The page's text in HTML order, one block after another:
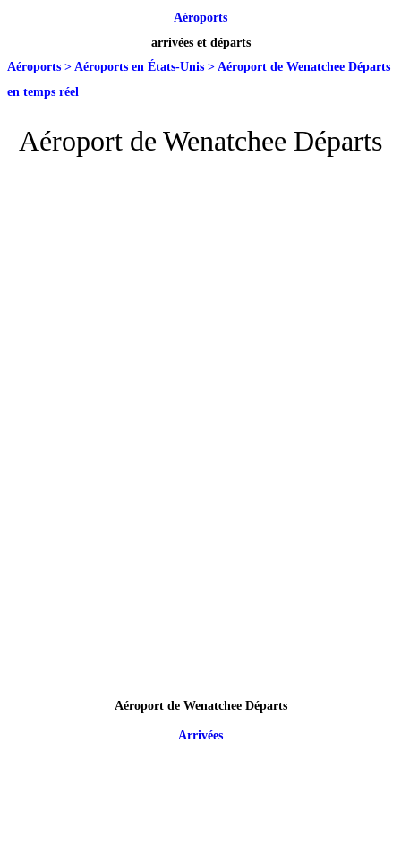
Aéroports
arrivées et départs
Aéroports > Aéroports en États-Unis > Aéroport de Wenatchee Départs
en temps réel
Aéroport de Wenatchee Départs
Aéroport de Wenatchee Départs
Arrivées